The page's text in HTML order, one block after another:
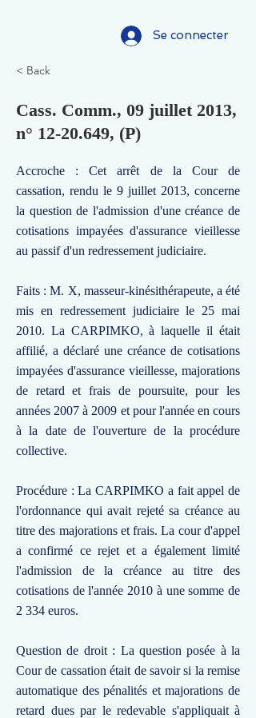
Se connecter
< Back
Cass. Comm., 09 juillet 2013,
n° 12-20.649, (P)
Accroche : Cet arrêt de la Cour de
cassation, rendu le 9 juillet 2013, concerne
la question de l'admission d'une créance de
cotisations impayées d'assurance vieillesse
au passif d'un redressement judiciaire.
Faits : M. X, masseur-kinésithérapeute, a été
mis en redressement judiciaire le 25 mai
2010. La CARPIMKO, à laquelle il était
affilié, a déclaré une créance de cotisations
impayées d'assurance vieillesse, majorations
de retard et frais de poursuite, pour les
années 2007 à 2009 et pour l'année en cours
à la date de l'ouverture de la procédure
collective.
Procédure : La CARPIMKO a fait appel de
l'ordonnance qui avait rejeté sa créance au
titre des majorations et frais. La cour d'appel
a confirmé ce rejet et a également limité
l'admission de la créance au titre des
cotisations de l'année 2010 à une somme de
2 334 euros.
Question de droit : La question posée à la
Cour de cassation était de savoir si la remise
automatique des pénalités et majorations de
retard dues par le redevable s'appliquait à